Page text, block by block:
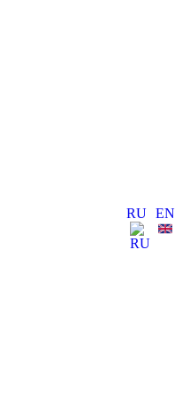
RU EN